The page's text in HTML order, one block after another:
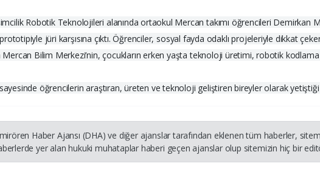
Robotik Teknolojileri alanında ortaokul Mercan takımı öğrencileri Demirkan
jüri karşısına çıktı. Öğrenciler, sosyal fayda odaklı projeleriyle dikkat
Mercan Bilim Merkezi’nin, çocukların erken yaşta teknoloji üretimi, robotik
öğrencilerin araştıran, üreten ve teknoloji geliştiren bireyler olarak
Haber Ajansı (DHA) ve diğer ajanslar tarafından eklenen tüm haberler,
yer alan hukuki muhataplar haberi geçen ajanslar olup sitemizin hiç bir